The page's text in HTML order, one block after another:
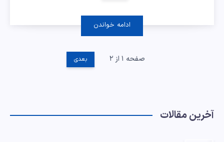
ادامه خواندن
صفحه ۱ از ۲ بعدی
آخرین مقالات